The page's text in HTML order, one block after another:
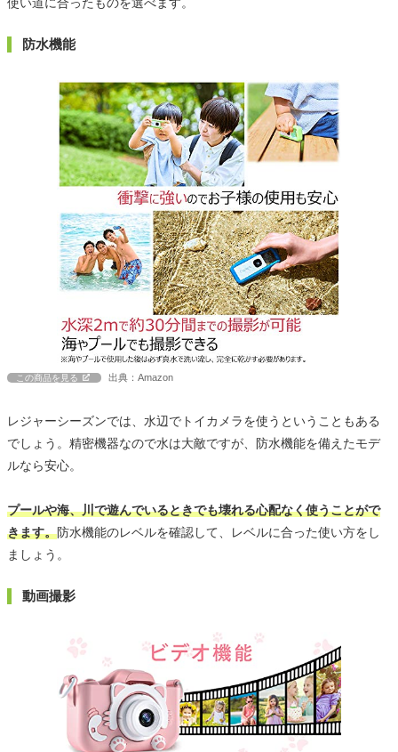
使い道に合ったものを選べます。
防水機能
この商品を見る 出典：Amazon
レジャーシーズンでは、水辺でトイカメラを使うということもある
でしょう。精密機器なので水は大敵ですが、防水機能を備えたモデ
ルなら安心。
プールや海、川で遊んでいるときでも壊れる心配なく使うことがで
きます。防水機能のレベルを確認して、レベルに合った使い方をし
ましょう。
動画撮影